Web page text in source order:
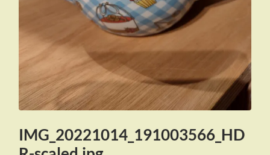
IMG_20221014_191003566_HD